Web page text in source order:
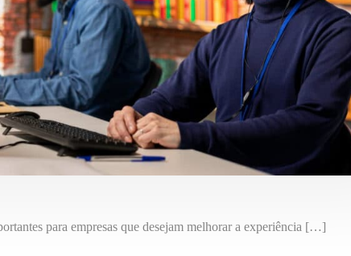
para empresas que desejam melhorar a experiência […]